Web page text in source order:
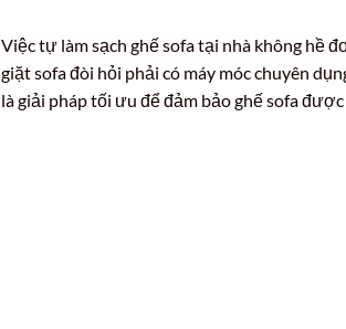
Việc tự làm sạch ghế sofa tại nhà không hề
giặt sofa đòi hỏi phải có máy móc chuyên
là giải pháp tối ưu để đảm bảo ghế sofa